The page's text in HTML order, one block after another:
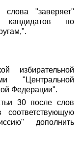
"заверяет"
кандидатов по
избирательной
"Центральной
Федерации".
30 после слов
соответствующую
дополнить